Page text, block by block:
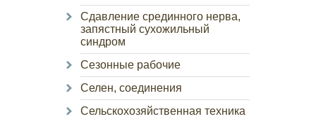
Сдавление срединного нерва,
запястный сухожильный
синдром
Сезонные рабочие
Селен, соединения
Сельскохозяйственная техника